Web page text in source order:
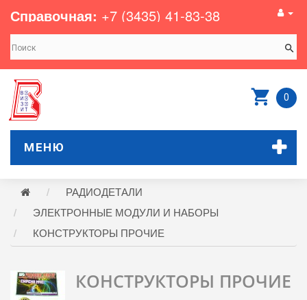
Справочная: +7 (3435) 41-83-38
0
МЕНЮ
РАДИОДЕТАЛИ
ЭЛЕКТРОННЫЕ МОДУЛИ И НАБОРЫ
КОНСТРУКТОРЫ ПРОЧИЕ
КОНСТРУКТОРЫ ПРОЧИЕ